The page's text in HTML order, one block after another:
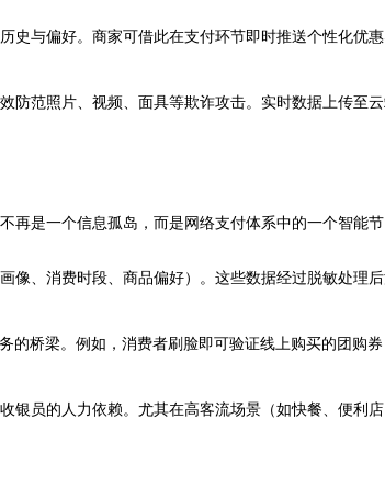
史与偏好。商家可借此在支付环节即时推送个性化
防范照片、视频、面具等欺诈攻击。实时数据上传
是一个信息孤岛，而是网络支付体系中的一个智能节
像、消费时段、商品偏好）。这些数据经过脱敏处理
的桥梁。例如，消费者刷脸即可验证线上购买的团
银员的人力依赖。尤其在高客流场景（如快餐、便利